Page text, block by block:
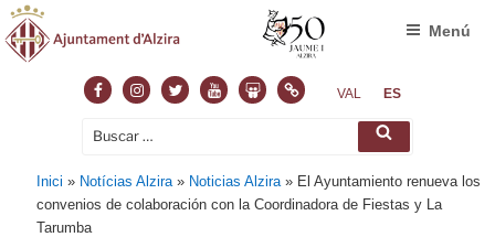
FacebookInstagram
TwitterYoutubeSlideshare
NormasVAL ES
Buscar
Buscar
Menú
Inici » Notícias Alzira » Noticias Alzira » El Ayuntamiento renueva los
convenios de colaboración con la Coordinadora de Fiestas y La
Tarumba